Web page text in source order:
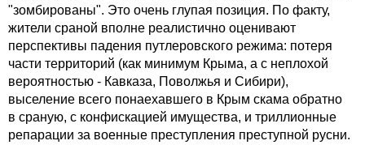
"зомбированы". Это очень глупая позиция. По факту,
жители сраной вполне реалистично оценивают
перспективы падения путлеровского режима: потеря
части территорий (как минимум Крыма, а с неплохой
вероятностью - Кавказа, Поволжья и Сибири),
выселение всего понаехавшего в Крым скама обратно
в сраную, с конфискацией имущества, и триллионные
репарации за военные преступления преступной русни.